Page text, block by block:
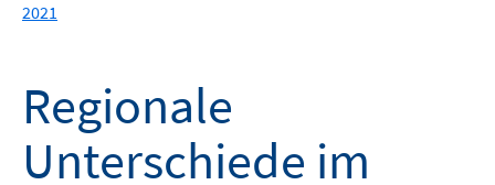
2021
Regionale
Unterschiede im